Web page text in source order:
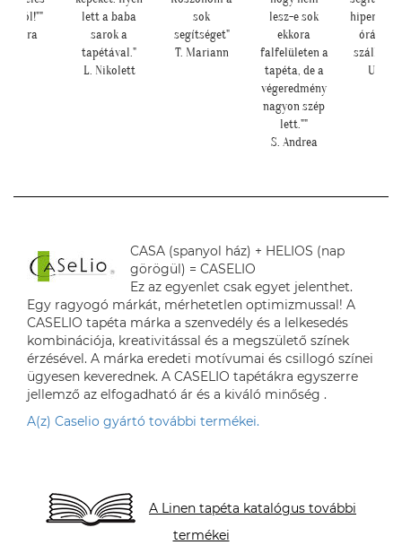
lett a baba
sarok a
sok
segítséget"
T. Mariann
lesz-e sok
ekkora
falfelületen a
hiperszuper 24
órán belüli
szállítással!"
U. Leila
CASA (spanyol ház) + HELIOS (nap
görögül) = CASELIO
Ez az egyenlet csak egyet jelenthet.
Egy ragyogó márkát, mérhetetlen optimizmussal! A
CASELIO tapéta márka a szenvedély és a lelkesedés
kombinációja, kreativitással és a megszülető színek
érzésével. A márka eredeti motívumai és csillogó színei
ügyesen keverednek. A CASELIO tapétákra egyszerre
jellemző az elfogadható ár és a kiváló minőség .
A(z) Caselio gyártó további termékei.
A Linen tapéta katalógus további
termékei